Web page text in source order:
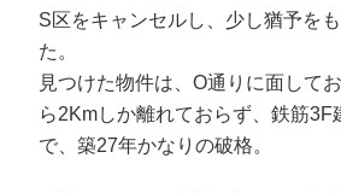
S区をキャンセルし、少し猶予を
た。
見つけた物件は、O通りに面して
ら2Kmしか離れておらず、鉄筋3F
で、築27年かなりの破格。